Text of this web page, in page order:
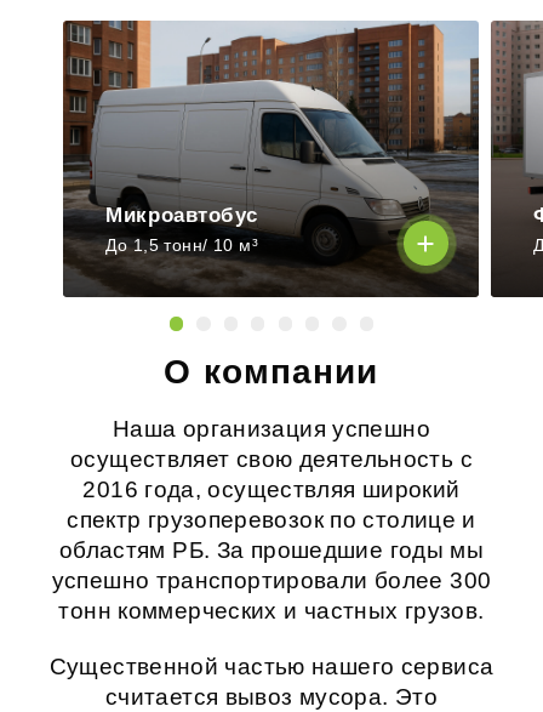
Микроавтобус
До 1,5 тонн/ 10 м³
О компании
Наша организация успешно
осуществляет свою деятельность с
2016 года, осуществляя широкий
спектр грузоперевозок по столице и
областям РБ. За прошедшие годы мы
успешно транспортировали более 300
тонн коммерческих и частных грузов.
Существенной частью нашего сервиса
считается вывоз мусора. Это